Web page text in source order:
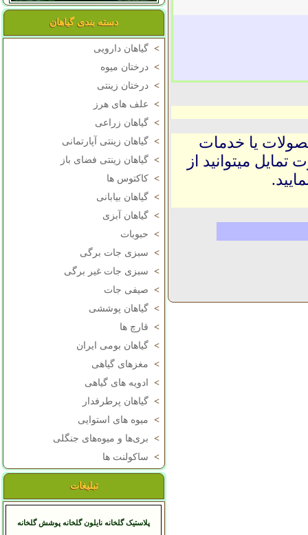
دسته بندی گیاهان
> گیاهان دارویی
> درختان میوه
> درختان زینتی
> علف های هرز
> گیاهان زراعی
> گیاهان زینتی آپارتمانی
> گیاهان زینتی فضای باز
> کاکتوس ها
> گیاهان بیابانی
> گیاهان آبزی
> حبوبات
> سبزی جات برگی
> سبزی جات غیر برگی
> صیفی جات
> گیاهان پوششی
> قارچ ها
> گیاهان بومی ایران
> مغزهای گیاهی
>
ادویه های گیاهی
> گیاهان پرطرفدار
> میوه های استوایی
> بری‌ها و میوه‌های جنگلی
> ساکولنت ها
تبلیغات
پلاستیک گلخانه نایلون گلخانه پوشش گلخانه
یا خدمات
میتوانید از